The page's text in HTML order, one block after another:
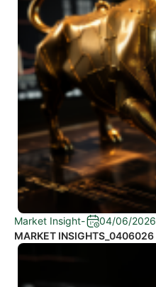
Market Insight-
04/06/2026
MARKET INSIGHTS_0406026